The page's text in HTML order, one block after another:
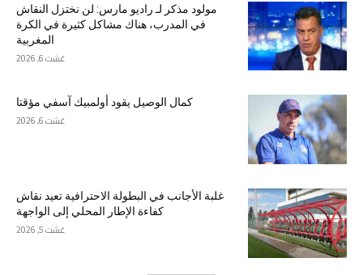
مولود مذكر لـ راديو مارس: لن نختزل النقاش
في المدرب، هناك مشاكل كثيرة في الكرة
المغربية
غشت 6, 2026
كمال الوصيل يقود أولمبيك آسفي مؤقتا
غشت 6, 2026
غلبة الأجانب في البطولة الاحترافية تعيد نقاش
كفاءة الإطار المحلي إلى الواجهة
غشت 5, 2026